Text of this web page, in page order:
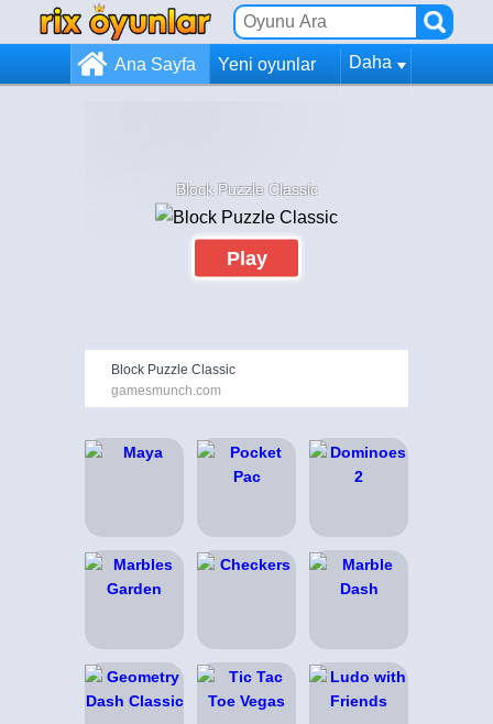
Ana Sayfa Yeni oyunlar Daha
Block Puzzle Classic
Play
Block Puzzle Classic
gamesmunch.com